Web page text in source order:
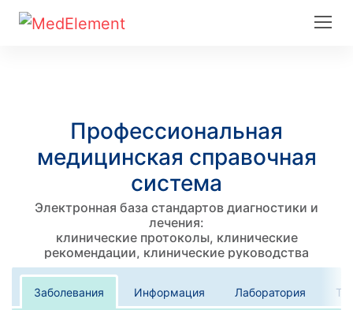
Профессиональная
медицинская справочная
система
Электронная база стандартов диагностики и
лечения:
клинические протоколы, клинические
рекомендации, клинические руководства
Заболевания Информация Лаборатория